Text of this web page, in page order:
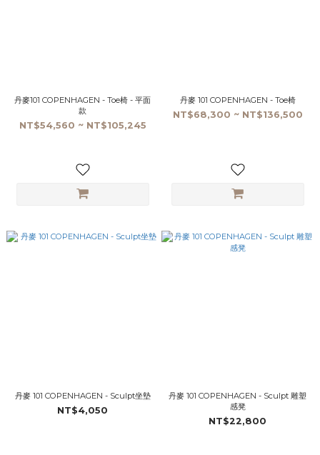
丹麥101 COPENHAGEN - Toe椅 - 平面
款
NT$54,560 ~ NT$105,245
丹麥 101 COPENHAGEN - Toe椅
NT$68,300 ~ NT$136,500
丹麥 101 COPENHAGEN - Sculpt坐墊
NT$4,050
丹麥 101 COPENHAGEN - Sculpt 雕塑
感凳
NT$22,800